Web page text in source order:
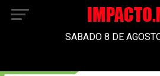
SABADO 8 DE